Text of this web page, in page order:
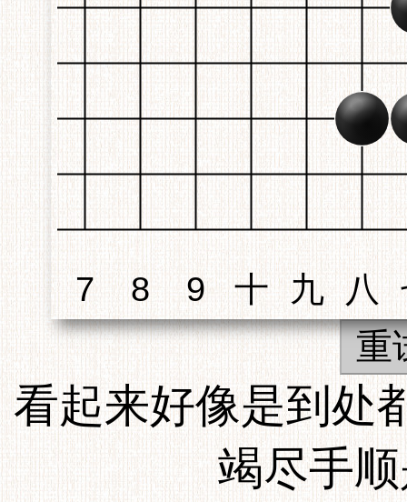
重
看起来好像是到处
竭尽手